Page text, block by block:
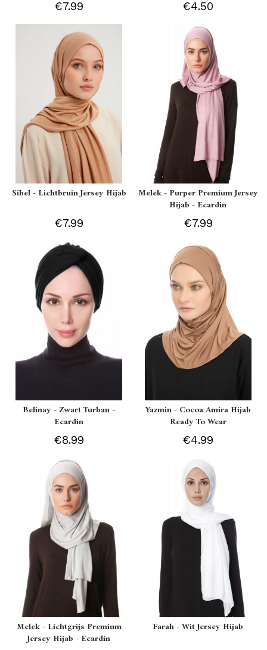
€7.99 €4.50
Sibel - Lichtbruin Jersey Hijab
€7.99
Melek - Purper Premium Jersey
Hijab - Ecardin
€7.99
Belinay - Zwart Turban -
Ecardin
€8.99
Yazmin - Cocoa Amira Hijab
Ready To Wear
€4.99
Melek - Lichtgrijs Premium
Jersey Hijab - Ecardin
Farah - Wit Jersey Hijab